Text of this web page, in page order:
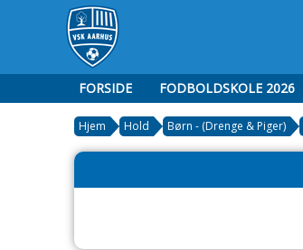
FORSIDE FODBOLDSKOLE 2026
Hjem Hold Børn - (Drenge & Piger)